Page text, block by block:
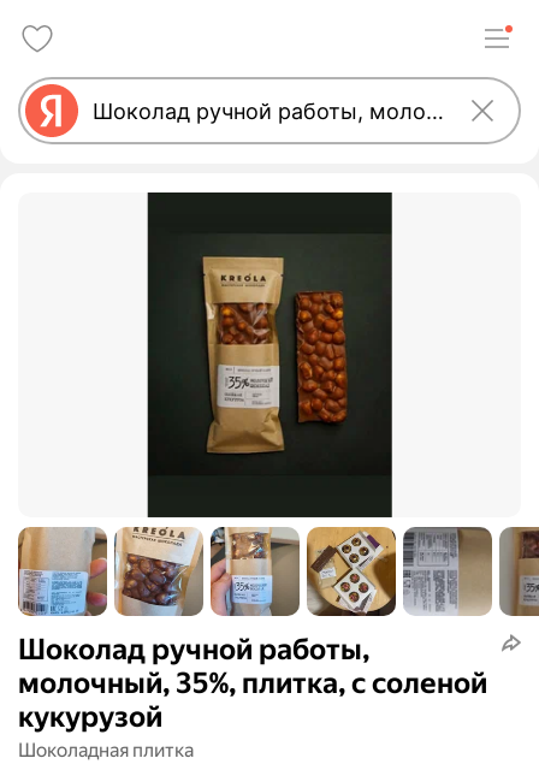
Шоколад ручной работы,
молочный, 35%, плитка, с соленой
кукурузой
Шоколадная плитка